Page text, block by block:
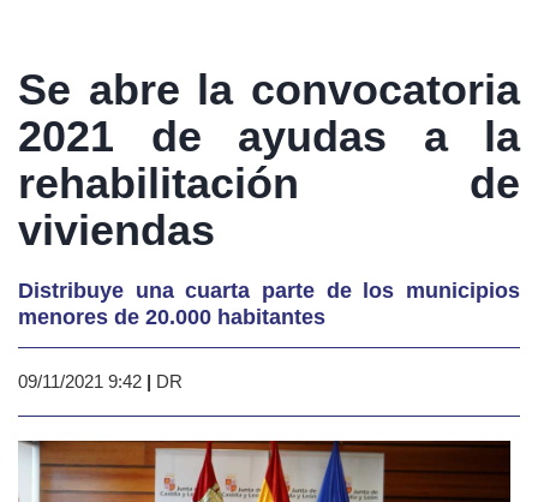
Se abre la convocatoria
2021 de ayudas a la
rehabilitación de
viviendas
Distribuye una cuarta parte de los municipios
menores de 20.000 habitantes
09/11/2021 9:42 | DR